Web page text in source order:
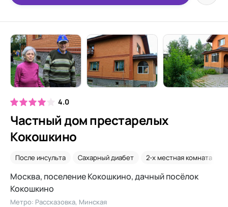
4.0
Частный дом престарелых
Кокошкино
После инсульта Сахарный диабет 2-х местная комната
Москва, поселение Кокошкино, дачный посёлок
Кокошкино
Метро: Рассказовка, Минская